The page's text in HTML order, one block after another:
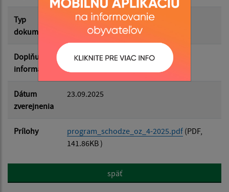
Filtrovať Reset
Typ
dokumentu
Zasadnutia OZ
Doplňujúce
informácie
Dátum
zverejnenia
23.09.2025
Prílohy program_schodze_oz_4-2025.pdf (PDF,
141.86KB )
späť